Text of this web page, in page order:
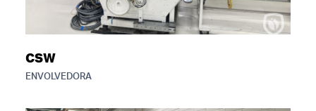
CSW
ENVOLVEDORA